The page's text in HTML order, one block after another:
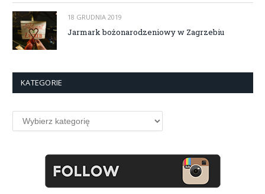
18 GRUDNIA 2019
Jarmark bożonarodzeniowy w Zagrzebiu
KATEGORIE
Kategorie